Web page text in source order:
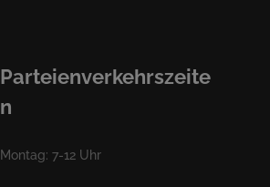
Parteienverkehrszeite
n
Montag: 7-12 Uhr